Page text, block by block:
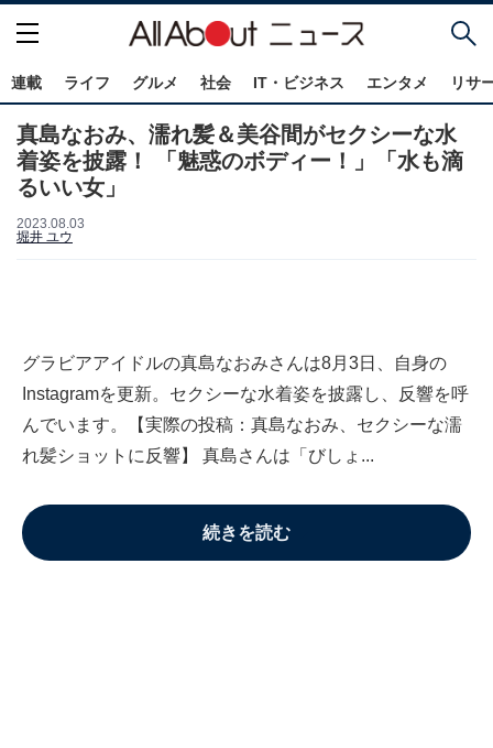
連載 ライフ グルメ 社会 IT・ビジネス エンタメ リサ
真島なおみ、濡れ髪＆美谷間がセクシーな水
着姿を披露！ 「魅惑のボディー！」「水も滴
るいい女」
2023.08.03
堀井 ユウ
グラビアアイドルの真島なおみさんは8月3日、自身の
Instagramを更新。セクシーな水着姿を披露し、反響を呼
んでいます。【実際の投稿：真島なおみ、セクシーな濡
れ髪ショットに反響】 真島さんは「びしょ...
続きを読む